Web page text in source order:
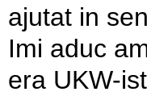
in
aduc
UKW-